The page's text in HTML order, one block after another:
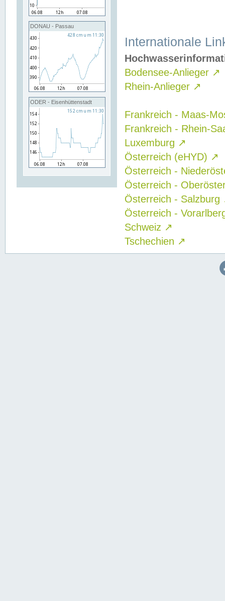
DONAU - Passau
ODER - Eisenhüttenstadt
Internationale
Bodensee-Anlieger ↗
Rhein-Anlieger ↗
Frankreich - Maas-
Frankreich - Rhein-
Luxemburg ↗
Österreich (eHYD) ↗
Österreich -
Österreich -
Österreich - Salzburg
Österreich -
Schweiz ↗
Tschechien ↗